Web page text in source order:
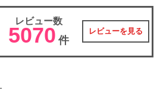
レビュー数
5070 件
レビューを見る